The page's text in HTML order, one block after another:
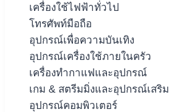
เครื่องใช้ไฟฟ้าทั่วไป
โทรศัพท์มือถือ
อุปกรณ์เพื่อความบันเทิง
อุปกรณ์เครื่องใช้ภายในครัว
เครื่องทำกาแฟและอุปกรณ์
เกม & สตรีมมิ่งและอุปกรณ์เสริม
อุปกรณ์คอมพิวเตอร์